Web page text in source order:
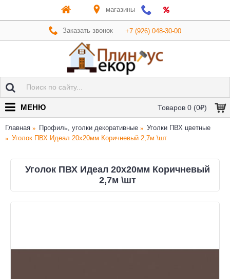
магазины
Заказать звонок +7 (926) 048-30-00
Товаров 0 (0₽)
МЕНЮ
Главная Профиль, уголки декоративные
Уголки ПВХ цветные
Уголок ПВХ Идеал 20х20мм Коричневый 2,7м \шт
Уголок ПВХ Идеал 20х20мм Коричневый
2,7м \шт